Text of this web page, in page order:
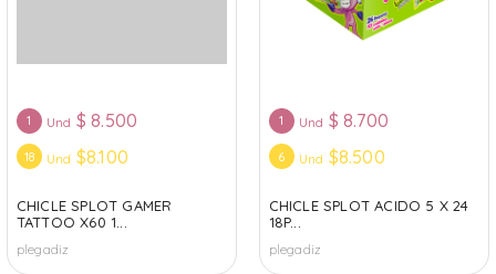
1 Und $ 8.500
18 Und $8.100
CHICLE SPLOT GAMER
TATTOO X60 1...
plegadiz
1 Und $ 8.700
6 Und $8.500
CHICLE SPLOT ACIDO 5 X 24
18P...
plegadiz